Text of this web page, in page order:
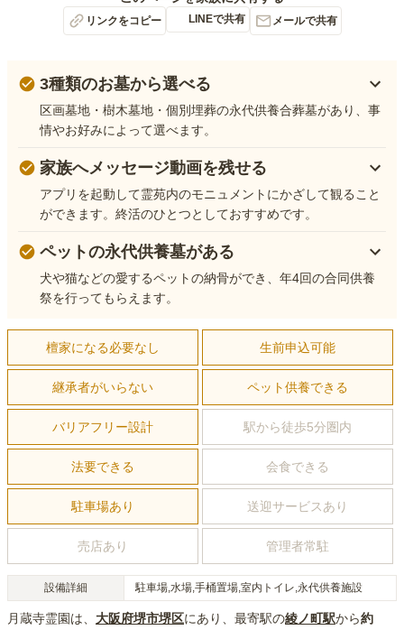
リンクをコピー LINEで共有 メールで共有
3種類のお墓から選べる
区画墓地・樹木墓地・個別埋葬の永代供養合葬墓があり、事
情やお好みによって選べます。
家族へメッセージ動画を残せる
アプリを起動して霊苑内のモニュメントにかざして観ること
ができます。終活のひとつとしておすすめです。
ペットの永代供養墓がある
犬や猫などの愛するペットの納骨ができ、年4回の合同供養
祭を行ってもらえます。
檀家になる必要なし 生前申込可能
継承者がいらない ペット供養できる
バリアフリー設計 駅から徒歩5分圏内
法要できる 会食できる
駐車場あり 送迎サービスあり
売店あり 管理者常駐
設備詳細 駐車場,水場,手桶置場,室内トイレ,永代供養施設
月蔵寺霊園は、 大阪府堺市堺区にあり 、最寄駅の綾ノ町駅から約